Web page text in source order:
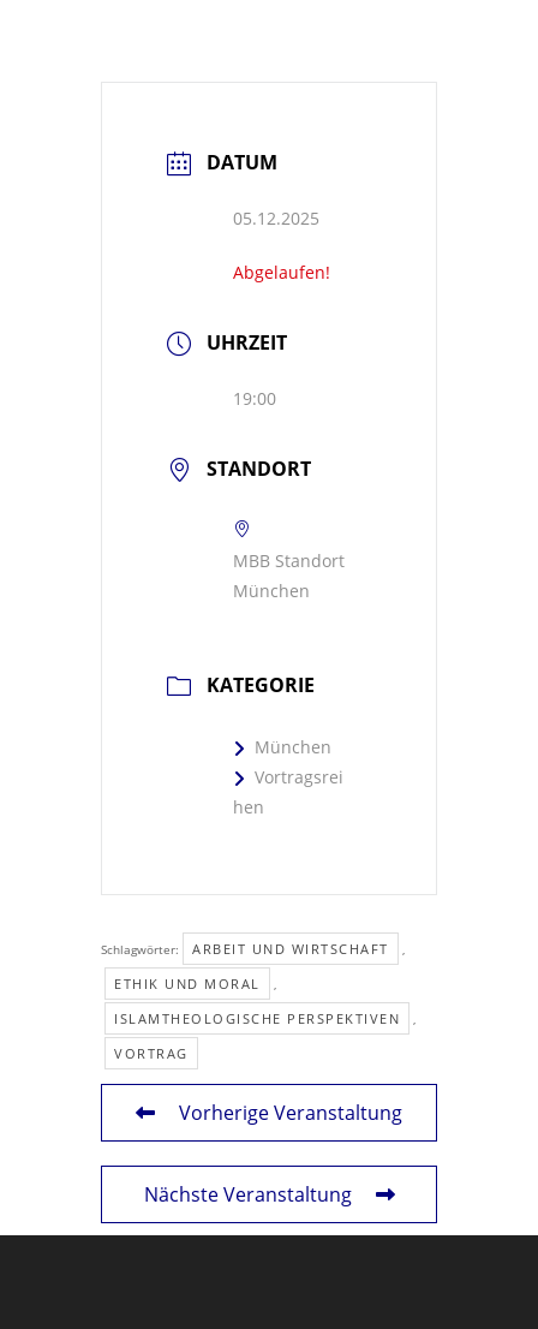
DATUM
05.12.2025
Abgelaufen!
UHRZEIT
19:00
STANDORT
MBB Standort
München
KATEGORIE
München
Vortragsrei
hen
Schlagwörter: ARBEIT UND WIRTSCHAFT ,
ETHIK UND MORAL ,
ISLAMTHEOLOGISCHE PERSPEKTIVEN ,
VORTRAG
Vorherige Veranstaltung
Nächste Veranstaltung